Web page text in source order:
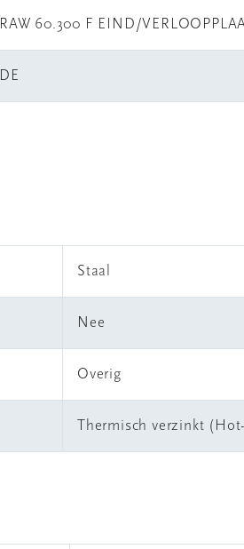
RAW 60.300 F EIND/
DE
Staal
Nee
Overig
Thermisch verzinkt